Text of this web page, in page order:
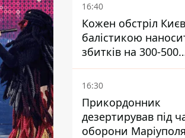
16:40
Кожен обстріл
балістикою
збитків на 300-500
мільйонів - Петро
Пантелеєв
16:30
Прикордонник
дезертирував під
оборони